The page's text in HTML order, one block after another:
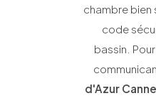
chambre
code
bassin.
d'Azur